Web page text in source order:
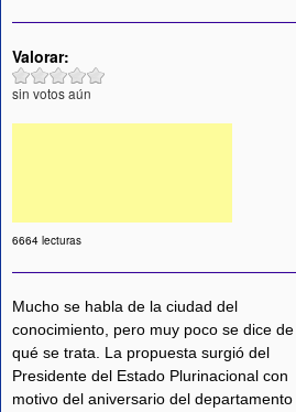
Valorar:
sin votos aún
6664 lecturas
Mucho se habla de la ciudad del
conocimiento, pero muy poco se dice de
qué se trata. La propuesta surgió del
Presidente del Estado Plurinacional con
motivo del aniversario del departamento